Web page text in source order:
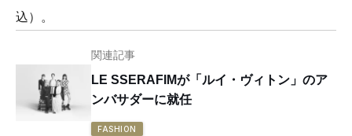
込）。
関連記事
LE SSERAFIMが「ルイ・ヴィトン」のア
ンバサダーに就任
FASHION